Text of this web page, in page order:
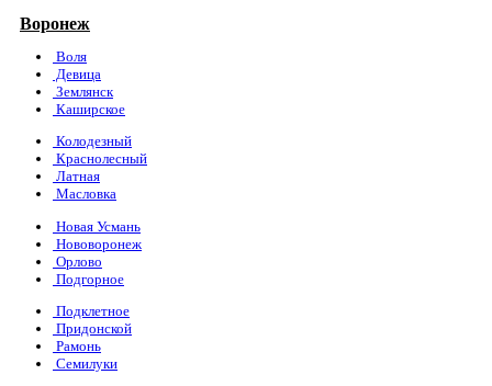
Воронеж
Воля
Девица
Землянск
Каширское
Колодезный
Краснолесный
Латная
Масловка
Новая Усмань
Нововоронеж
Орлово
Подгорное
Подклетное
Придонской
Рамонь
Семилуки